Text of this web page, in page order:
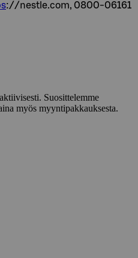
://nestle.com, 0800-06161
Suosittelemme
myös myyntipakkauksesta.